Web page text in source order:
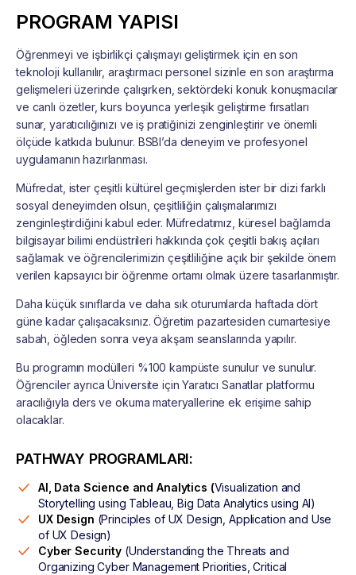
PROGRAM YAPISI
Öğrenmeyi ve işbirlikçi çalışmayı geliştirmek için en son
teknoloji kullanılır, araştırmacı personel sizinle en son araştırma
gelişmeleri üzerinde çalışırken, sektördeki konuk konuşmacılar
ve canlı özetler, kurs boyunca yerleşik geliştirme fırsatları
sunar, yaratıcılığınızı ve iş pratiğinizi zenginleştirir ve önemli
ölçüde katkıda bulunur. BSBI’da deneyim ve profesyonel
uygulamanın hazırlanması.
Müfredat, ister çeşitli kültürel geçmişlerden ister bir dizi farklı
sosyal deneyimden olsun, çeşitliliğin çalışmalarımızı
zenginleştirdiğini kabul eder. Müfredatımız, küresel bağlamda
bilgisayar bilimi endüstrileri hakkında çok çeşitli bakış açıları
sağlamak ve öğrencilerimizin çeşitliliğine açık bir şekilde önem
verilen kapsayıcı bir öğrenme ortamı olmak üzere tasarlanmıştır.
Daha küçük sınıflarda ve daha sık oturumlarda haftada dört
güne kadar çalışacaksınız. Öğretim pazartesiden cumartesiye
sabah, öğleden sonra veya akşam seanslarında yapılır.
Bu programın modülleri %100 kampüste sunulur ve sunulur.
Öğrenciler ayrıca Üniversite için Yaratıcı Sanatlar platformu
aracılığıyla ders ve okuma materyallerine ek erişime sahip
olacaklar.
PATHWAY PROGRAMLARI:
AI, Data Science and Analytics (Visualization and
Storytelling using Tableau, Big Data Analytics using AI)
UX Design (Principles of UX Design, Application and Use
of UX Design)
Cyber Security (Understanding the Threats and
Organizing Cyber Management Priorities, Critical